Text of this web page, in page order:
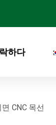
하다
CNC 목선